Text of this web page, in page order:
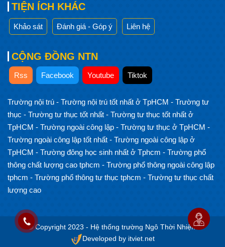
TIỆN ÍCH KHÁC
Khảo sát Đánh giá - Góp ý Liên hệ
CỘNG ĐỒNG NTN
Rss Facebook Youtube Tiktok
Trường nội trú - Trường nội trú tốt nhất ở TpHCM - Trường tư
thục - Trường tư thục tốt nhất - Trường tư thục tốt nhất ở
TpHCM - Trường ngoài công lập - Trường tư thục ở TpHCM -
Trường ngoài công lập tốt nhất - Trường ngoài công lập ở
TpHCM - Trường đông học sinh nhất ở Tphcm - Trường phổ
thông chất lượng cao tphcm - Trường phổ thông ngoài công lập
tphcm - Trường phổ thông tư thục tphcm - Trường tư thục chất
lượng cao
© Copyright 2023 - Hệ thống trường Ngô Thời Nhiệm
Developed by itviet.net